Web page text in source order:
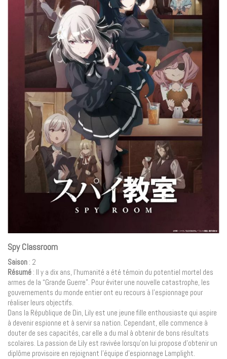
Spy Classroom
Saison : 2
Résumé : Il y a dix ans, l’humanité a été témoin du potentiel mortel des
armes de la “Grande Guerre”. Pour éviter une nouvelle catastrophe, les
gouvernements du monde entier ont eu recours à l’espionnage pour
réaliser leurs objectifs.
Dans la République de Din, Lily est une jeune fille enthousiaste qui aspire
à devenir espionne et à servir sa nation. Cependant, elle commence à
douter de ses capacités, car elle a du mal à obtenir de bons résultats
scolaires. La passion de Lily est ravivée lorsqu’on lui propose d’obtenir un
diplôme provisoire en rejoignant l’équipe d’espionnage Lamplight.